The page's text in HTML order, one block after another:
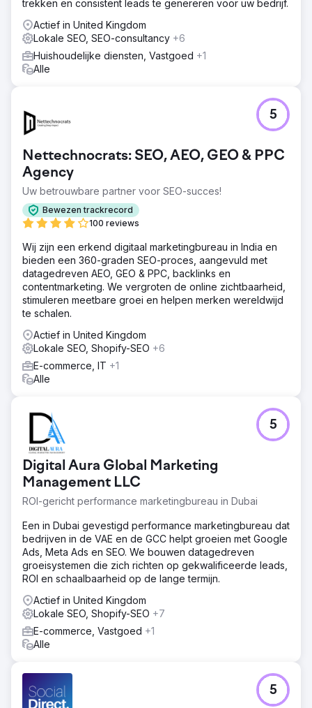
trekken en consistent leads te genereren voor uw bedrijf.
Actief in United Kingdom
Lokale SEO, SEO-consultancy +6
Huishoudelijke diensten, Vastgoed +1
Alle
Nettechnocrats: SEO, AEO, GEO & PPC
Agency
Uw betrouwbare partner voor SEO-succes!
Bewezen trackrecord
100 reviews
5
Wij zijn een erkend digitaal marketingbureau in India en
bieden een 360-graden SEO-proces, aangevuld met
datagedreven AEO, GEO & PPC, backlinks en
contentmarketing. We vergroten de online zichtbaarheid,
stimuleren meetbare groei en helpen merken wereldwijd
te schalen.
Actief in United Kingdom
Lokale SEO, Shopify-SEO +6
E-commerce, IT +1
Alle
Digital Aura Global Marketing
Management LLC
ROI-gericht performance marketingbureau in Dubai
5
Een in Dubai gevestigd performance marketingbureau dat
bedrijven in de VAE en de GCC helpt groeien met Google
Ads, Meta Ads en SEO. We bouwen datagedreven
groeisystemen die zich richten op gekwalificeerde leads,
ROI en schaalbaarheid op de lange termijn.
Actief in United Kingdom
Lokale SEO, Shopify-SEO +7
E-commerce, Vastgoed +1
Alle
5